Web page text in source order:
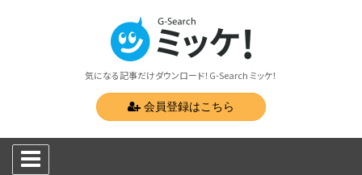
気になる記事だけダウンロード！G-Search ミッケ！
会員登録はこちら